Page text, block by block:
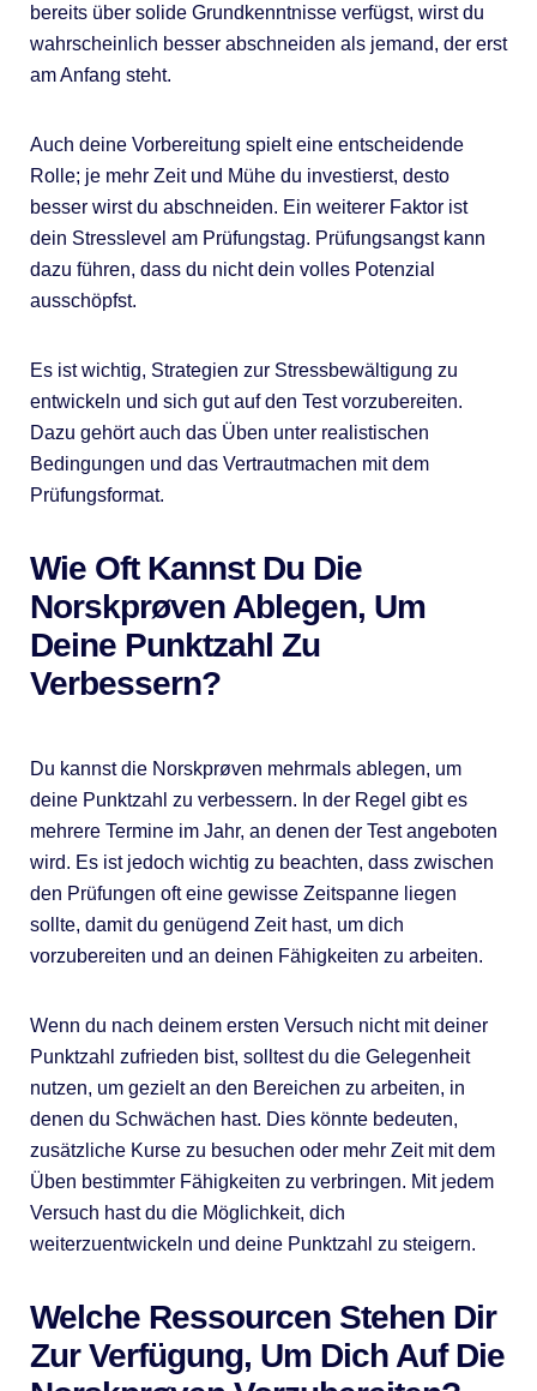
bereits über solide Grundkenntnisse verfügst, wirst du
wahrscheinlich besser abschneiden als jemand, der erst
am Anfang steht.
Auch deine Vorbereitung spielt eine entscheidende
Rolle; je mehr Zeit und Mühe du investierst, desto
besser wirst du abschneiden. Ein weiterer Faktor ist
dein Stresslevel am Prüfungstag. Prüfungsangst kann
dazu führen, dass du nicht dein volles Potenzial
ausschöpfst.
Es ist wichtig, Strategien zur Stressbewältigung zu
entwickeln und sich gut auf den Test vorzubereiten.
Dazu gehört auch das Üben unter realistischen
Bedingungen und das Vertrautmachen mit dem
Prüfungsformat.
Wie Oft Kannst Du Die
Norskprøven Ablegen, Um
Deine Punktzahl Zu
Verbessern?
Du kannst die Norskprøven mehrmals ablegen, um
deine Punktzahl zu verbessern. In der Regel gibt es
mehrere Termine im Jahr, an denen der Test angeboten
wird. Es ist jedoch wichtig zu beachten, dass zwischen
den Prüfungen oft eine gewisse Zeitspanne liegen
sollte, damit du genügend Zeit hast, um dich
vorzubereiten und an deinen Fähigkeiten zu arbeiten.
Wenn du nach deinem ersten Versuch nicht mit deiner
Punktzahl zufrieden bist, solltest du die Gelegenheit
nutzen, um gezielt an den Bereichen zu arbeiten, in
denen du Schwächen hast. Dies könnte bedeuten,
zusätzliche Kurse zu besuchen oder mehr Zeit mit dem
Üben bestimmter Fähigkeiten zu verbringen. Mit jedem
Versuch hast du die Möglichkeit, dich
weiterzuentwickeln und deine Punktzahl zu steigern.
Welche Ressourcen Stehen Dir
Zur Verfügung, Um Dich Auf Die